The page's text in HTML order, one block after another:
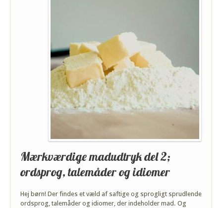
Mærkværdige madudtryk del 2;
ordsprog, talemåder og idiomer
Hej børn! Der findes et væld af saftige og sprogligt sprudlende
ordsprog, talemåder og idiomer, der indeholder mad. Og